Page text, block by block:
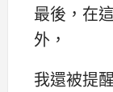
最後，在
外，
我還被提